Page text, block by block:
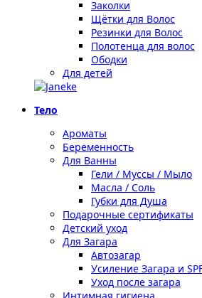
Заколки
Щётки для Волос
Резинки для Волос
Полотенца для волос
Ободки
Для детей
Тело
Ароматы
Беременность
Для Ванны
Гели / Муссы / Мыло
Масла / Соль
Губки для Душа
Подарочные сертификаты
Детский уход
Для Загара
Автозагар
Усиление Загара и
Уход после загара